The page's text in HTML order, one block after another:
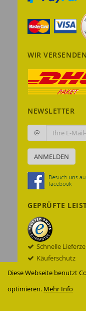
Diese Webseite benutzt
optimieren. Mehr Info
WIR
NEWSLETTER
@
ANMELDEN
GEPRÜFTE
Schnelle
Käuferschutz
Datenschutz
Verschlüsselung